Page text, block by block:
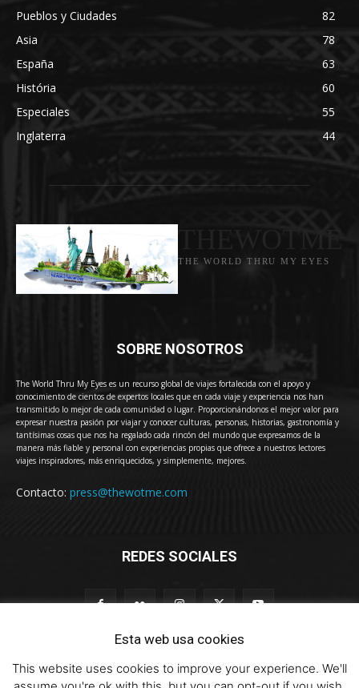
Pueblos y Ciudades
82
Asia
78
España
63
História
60
Especiales
55
Inglaterra
44
THE WORLD THRU MY EYES
SOBRE NOSOTROS
The World Thru My Eyes es un recurso global de viajes fortalecida con el apoyo y
conocimiento de cientos de expertos locales que en cada viaje y experiencia nos han
transmitido lo mejor de cada comunidad o lugar. Proporcionándonos el mejor valor para
expresar nuestra pasión por viajar y conocer culturas, personas, historias, gastronomía y
tantísimas cosas que nos ha regalado cada rincón del mundo que expresamos de la
manera más fiable y personal con experiencias propias que ofrece a nuestros lectores
viajes inspiradores, más enriquecidos, y simplemente, mejores.
Contacto: press@thewotme.com
REDES SOCIALES
© 2011-2023 The World Thru My Eyes - Travel Magazine (Versión 4.0)
Esta web usa cookies
This website uses cookies to improve your experience. We'll